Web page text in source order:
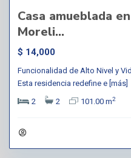
Casa amueblada
Moreli...
$ 14,000
Funcionalidad de Alto Nivel y
Esta residencia redefine e [más]
2
2 101.00 m2